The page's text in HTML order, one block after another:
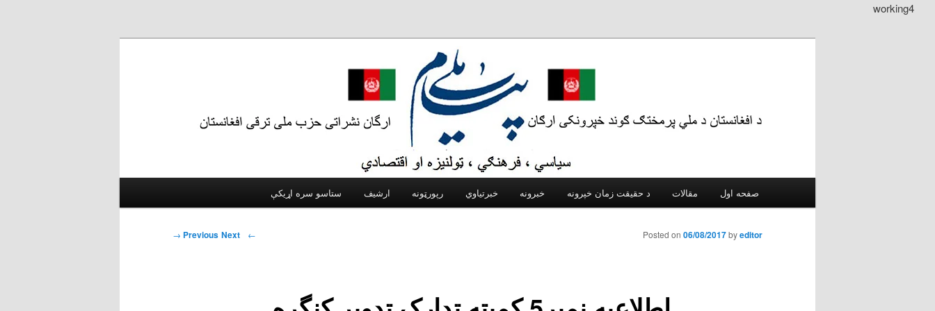
working4
Skip to primary content
Skip to secondary content
مقالات د حقیقت زمان خپرونه خبرونه خبرتیاوي رپورټونه ارشیف
Post navigation
←
Next
→ Posted on 06/08/2017byeditor